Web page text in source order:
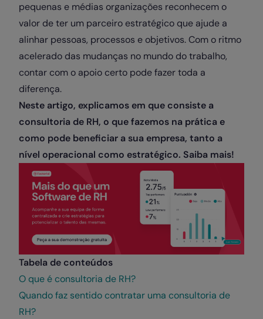
pequenas e médias organizações reconhecem o
valor de ter um parceiro estratégico que ajude a
alinhar pessoas, processos e objetivos. Com o ritmo
acelerado das mudanças no mundo do trabalho,
contar com o apoio certo pode fazer toda a
diferença.
Neste artigo, explicamos em que consiste a
consultoria de RH, o que fazemos na prática e
como pode beneficiar a sua empresa, tanto a
nível operacional como estratégico. Saiba mais!
Tabela de conteúdos
O que é consultoria de RH?
Quando faz sentido contratar uma consultoria de
RH?